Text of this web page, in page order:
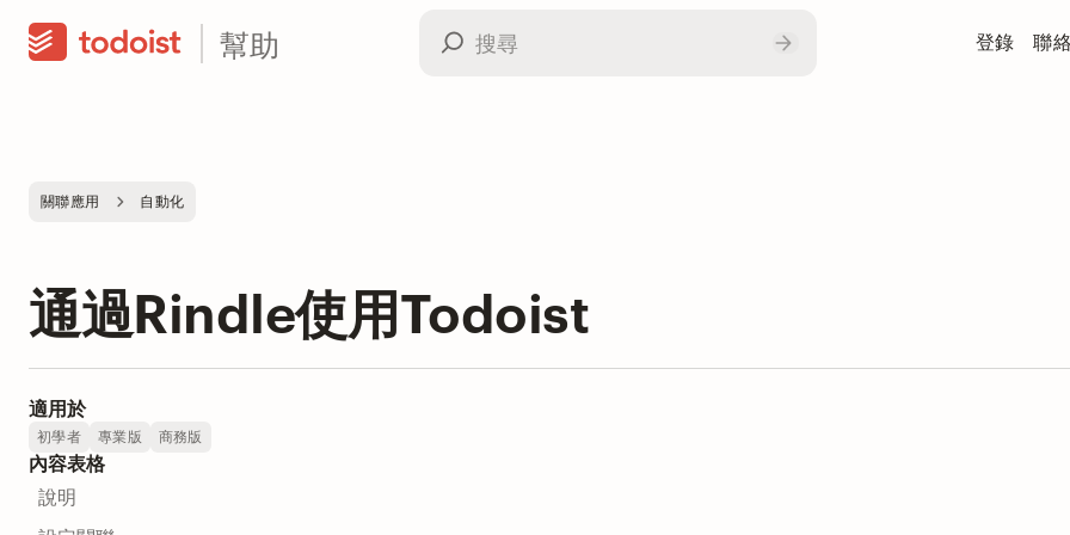
幫助 登錄 聯
關聯應用 自動化
通過Rindle使用Todoist
適用於
初學者 專業版 商務版
內容表格
說明